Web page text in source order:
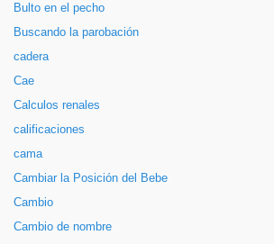
Bulto en el pecho
Buscando la parobación
cadera
Cae
Calculos renales
calificaciones
cama
Cambiar la Posición del Bebe
Cambio
Cambio de nombre